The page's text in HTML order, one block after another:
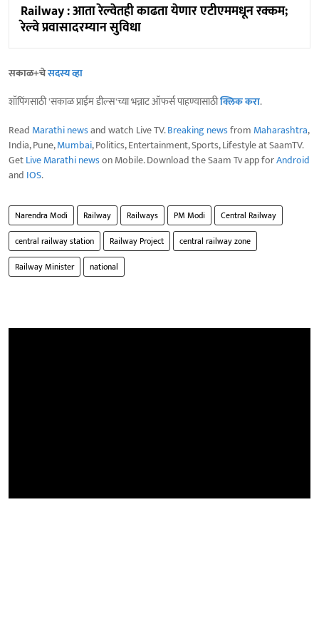
Railway : आता रेल्वेतही काढता येणार एटीएममधून रक्कम;
रेल्वे प्रवासादरम्यान सुविधा
सकाळ+चेसदस्य व्हा
शॉपिंगसाठी 'सकाळ प्राईम डील्स'च्या भन्नाट ऑफर्स पाहण्यासाठीक्लिक करा.
Read Marathi newsand watch Live TV.Breaking newsfrom Maharashtra,
India, Pune,Mumbai, Politics, Entertainment, Sports, Lifestyle at SaamTV.
GetLive Marathi newson Mobile. Download the Saam Tv app forAndroid
and IOS.
Narendra Modi Railway Railways PM Modi
Central Railway
central railway station
Railway Project
central railway zone
Railway Minister
national